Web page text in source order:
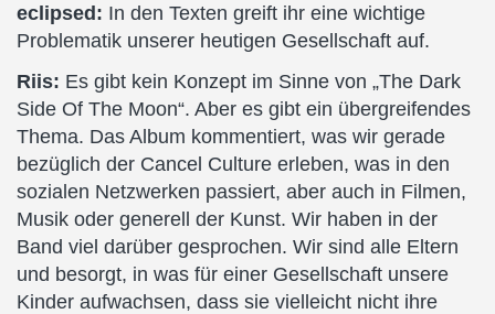
eclipsed: In den Texten greift ihr eine wichtige
Problematik unserer heutigen Gesellschaft auf.
Riis: Es gibt kein Konzept im Sinne von „The Dark
Side Of The Moon“. Aber es gibt ein übergreifendes
Thema. Das Album kommentiert, was wir gerade
bezüglich der Cancel Culture erleben, was in den
sozialen Netzwerken passiert, aber auch in Filmen,
Musik oder generell der Kunst. Wir haben in der
Band viel darüber gesprochen. Wir sind alle Eltern
und besorgt, in was für einer Gesellschaft unsere
Kinder aufwachsen, dass sie vielleicht nicht ihre